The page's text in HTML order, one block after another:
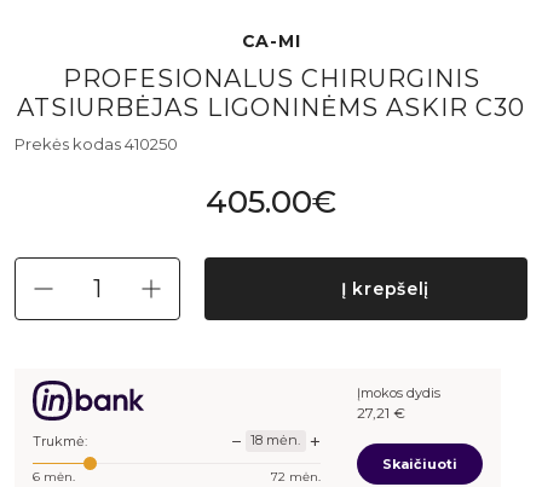
CA-MI
PROFESIONALUS CHIRURGINIS
ATSIURBĖJAS LIGONINĖMS ASKIR C30
Prekės kodas 410250
405.00€
Į krepšelį
Trukmė: − 18 mėn. +
6 mėn. 72 mėn.
Įmokos dydis
27,21 €
Skaičiuoti